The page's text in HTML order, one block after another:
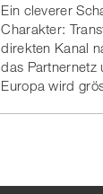
Ein cleverer
Charakter:
direkten Kanal
das Partnernetz
Europa wird